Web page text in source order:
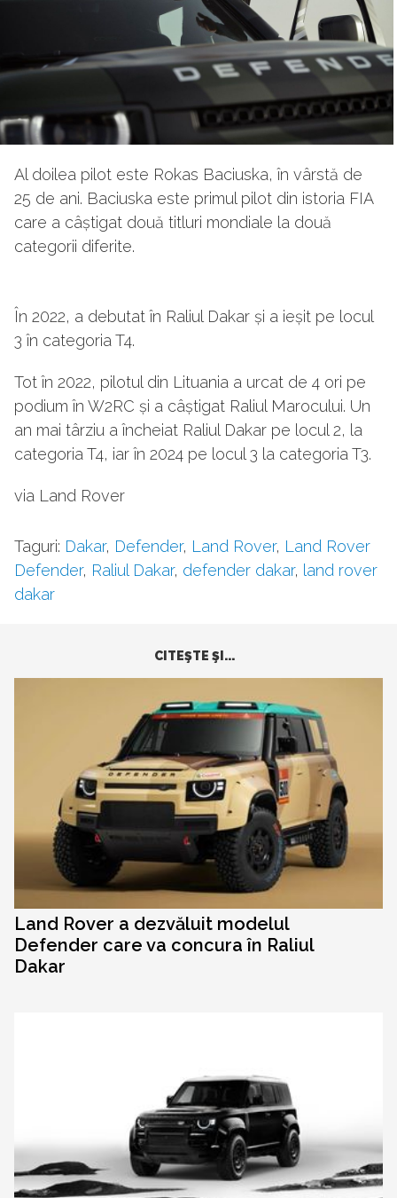
Al doilea pilot este Rokas Baciuska, în vârstă de
25 de ani. Baciuska este primul pilot din istoria FIA
care a câștigat două titluri mondiale la două
categorii diferite.
În 2022, a debutat în Raliul Dakar și a ieșit pe locul
3 în categoria T4.
Tot în 2022, pilotul din Lituania a urcat de 4 ori pe
podium în W2RC și a câștigat Raliul Marocului. Un
an mai târziu a încheiat Raliul Dakar pe locul 2, la
categoria T4, iar în 2024 pe locul 3 la categoria T3.
via Land Rover
Taguri: Dakar, Defender, Land Rover, Land Rover
Defender, Raliul Dakar, defender dakar, land rover
dakar
CITEŞTE ŞI...
Land Rover a dezvăluit modelul
Defender care va concura în Raliul
Dakar